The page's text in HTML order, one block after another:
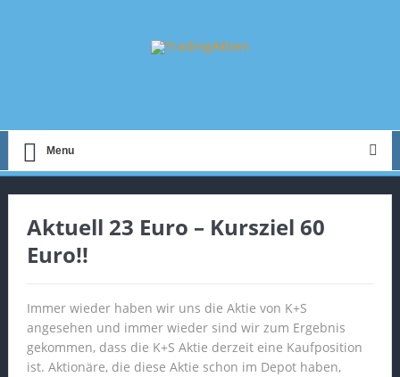
Menu
Aktuell 23 Euro – Kursziel 60
Euro!!
Immer wieder haben wir uns die Aktie von K+S
angesehen und immer wieder sind wir zum Ergebnis
gekommen, dass die K+S Aktie derzeit eine Kaufposition
ist. Aktionäre, die diese Aktie schon im Depot haben,